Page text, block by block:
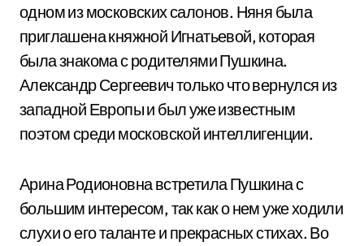
одном из московских салонов. Няня была
приглашена княжной Игнатьевой, которая
была знакома с родителями Пушкина.
Александр Сергеевич только что вернулся из
западной Европы и был уже известным
поэтом среди московской интеллигенции.
Арина Родионовна встретила Пушкина с
большим интересом, так как о нем уже ходили
слухи о его таланте и прекрасных стихах. Во